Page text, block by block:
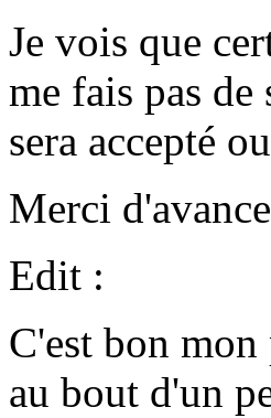
Je vois que
me fais pas
sera accepté
Merci
Edit :
C'est bon mon
au bout d'un